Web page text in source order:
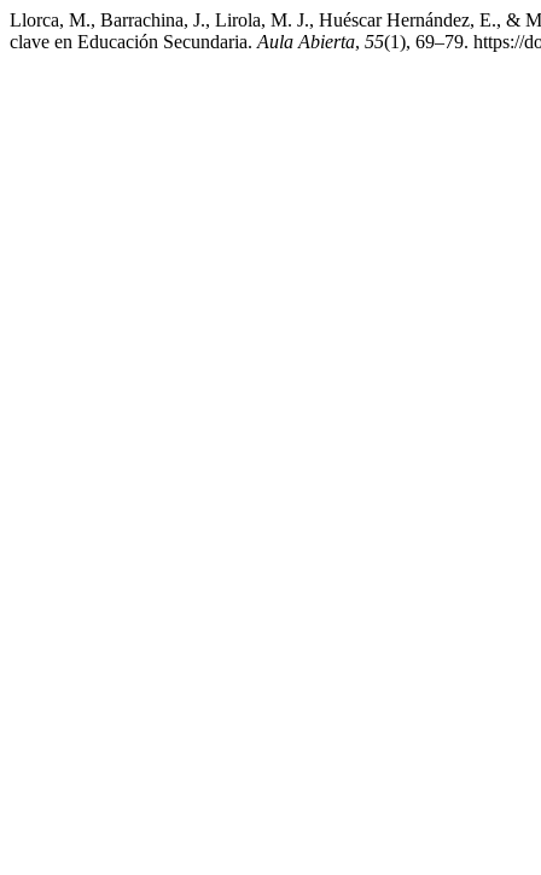
Llorca, M., Barrachina, J., Lirola, M. J., Huéscar Hernández, E., &
clave en Educación Secundaria. Aula Abierta, 55(1), 69–79. https://